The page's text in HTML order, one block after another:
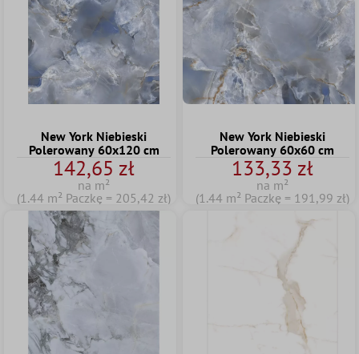
New York Niebieski
Polerowany 60x120 cm
142,65 zł
na m²
(1.44 m² Paczkę = 205,42 zł)
New York Niebieski
Polerowany 60x60 cm
133,33 zł
na m²
(1.44 m² Paczkę = 191,99 zł)